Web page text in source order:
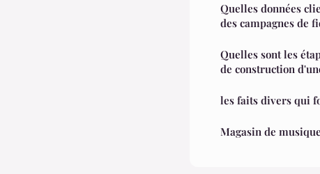
Quelles données
des campagnes de
Quelles sont les
de construction
les faits divers qui
Magasin de